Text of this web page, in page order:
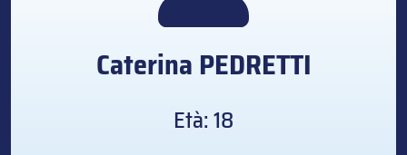
Caterina PEDRETTI
Età: 18